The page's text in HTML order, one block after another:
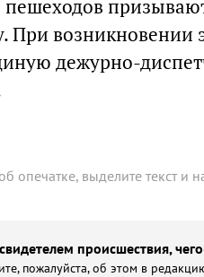
пешеходов
При возникновении
дежурно-
опечатке, выделите текст и
происшествия,
пожалуйста, об этом в